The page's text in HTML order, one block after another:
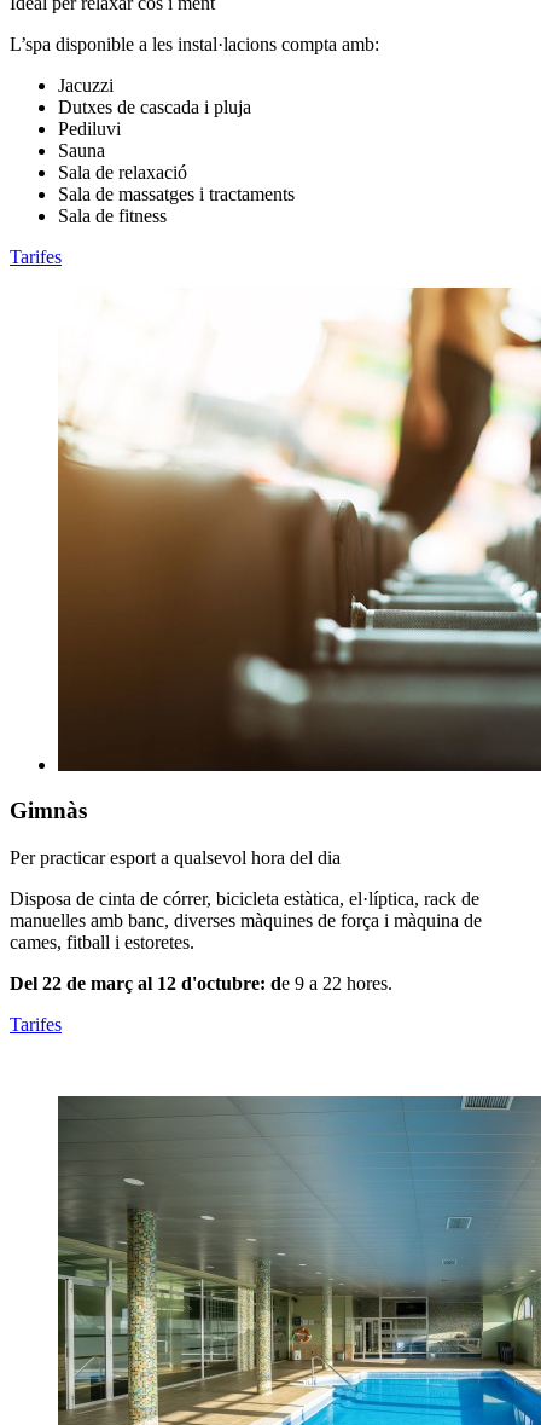
L’spa disponible a les instal·lacions compta amb:
Jacuzzi
Dutxes de cascada i pluja
Pediluvi
Sauna
Sala de relaxació
Sala de massatges i tractaments
Sala de fitness
Tarifes
Gimnàs
Per practicar esport a qualsevol hora del dia
Disposa de cinta de córrer, bicicleta estàtica, el·líptica, rack de
manuelles amb banc, diverses màquines de força i màquina de
cames, fitball i estoretes.
Del 22 de març al 12 d'octubre: de 9 a 22 hores.
Tarifes